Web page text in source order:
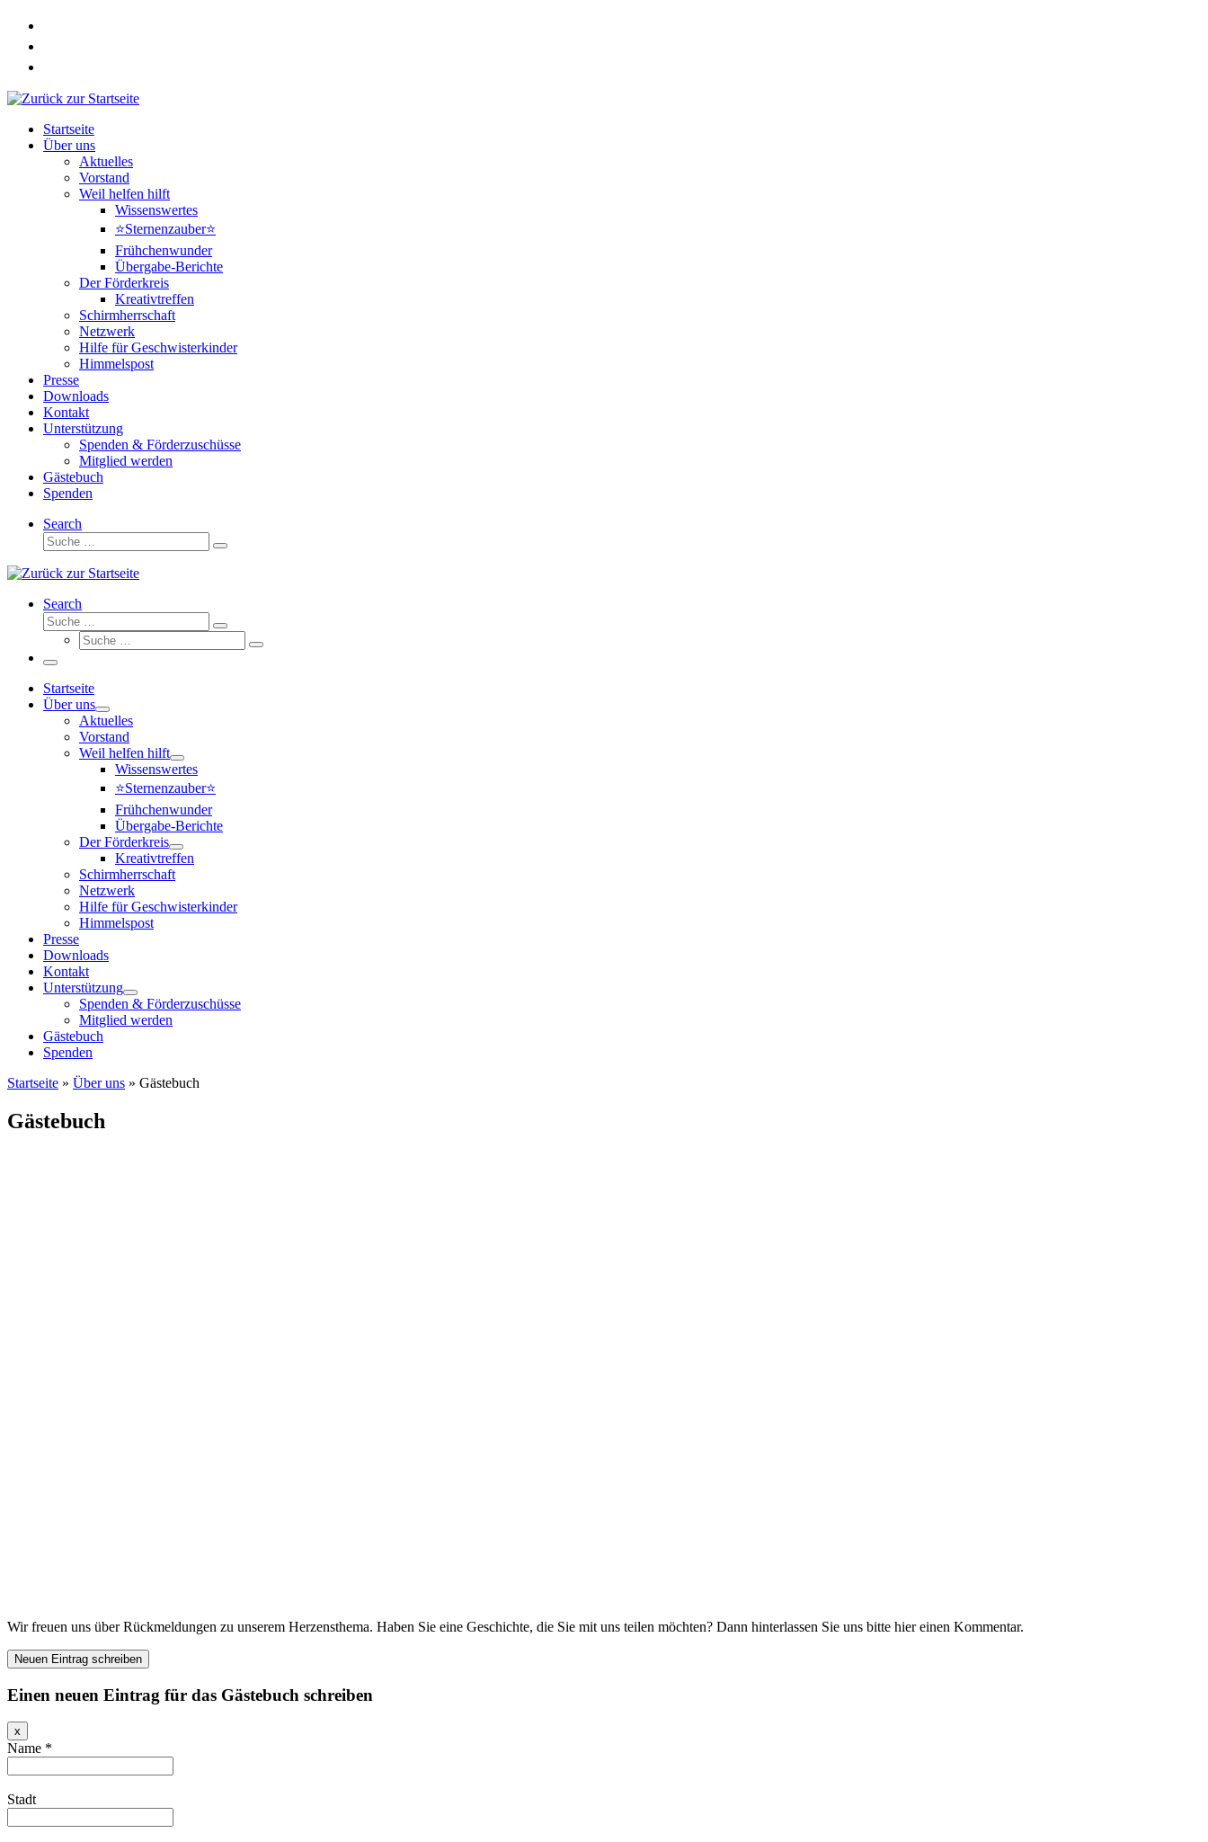
Zum
springen
Startseite
Über uns
Aktuelles
Vorstand
Weil helfen hilft
Wissenswertes
⭐Sternenzauber⭐
Frühchenwunder
Übergabe-Berichte
Der Förderkreis
Kreativtreffen
Schirmherrschaft
Netzwerk
Hilfe für Geschwisterkinder
Himmelspost
Presse
Downloads
Kontakt
Unterstützung
Spenden & Förderzuschüsse
Mitglied werden
Gästebuch
Spenden
Search
Suche
Suche
Search
Suche
Suche
Suche
Suche
Menü
Startseite
Über uns
Aktuelles
Vorstand
Weil helfen hilft
Wissenswertes
⭐Sternenzauber⭐
Frühchenwunder
Übergabe-Berichte
Der Förderkreis
Kreativtreffen
Schirmherrschaft
Netzwerk
Hilfe für Geschwisterkinder
Himmelspost
Presse
Downloads
Kontakt
Unterstützung
Spenden & Förderzuschüsse
Mitglied werden
Gästebuch
Spenden
Startseite » Über uns » Gästebuch
Gästebuch
Wir freuen uns über Rückmeldungen zu unserem Herzensthema. Haben Sie eine Geschichte, die Sie mit uns teilen möchten? Dann hinterlassen Sie uns bitte hier einen Kommentar.
Einen neuen Eintrag für das Gästebuch schreiben
x
Formular
ausblenden
Name *
Stadt